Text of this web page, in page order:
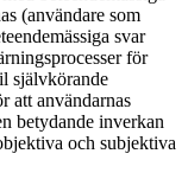
(användare som
svar
för
självkörande
att användarnas
betydande inverkan
och subjektiva